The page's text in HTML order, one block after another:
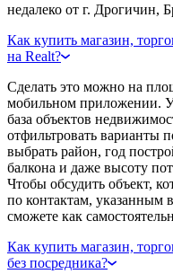
недалеко от г. Дрогичин,
Как купить магазин,
на Realt?
Сделать это можно на
мобильном приложении. У
база объектов
отфильтровать варианты
выбрать район, год
балкона и даже высоту
Чтобы обсудить объект,
по контактам, указанным
сможете как
Как купить магазин,
без посредника?